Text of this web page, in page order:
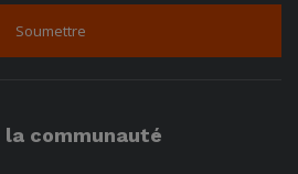
la communauté